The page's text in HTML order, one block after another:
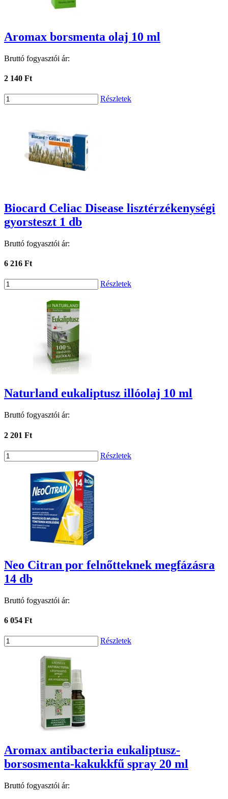
Aromax borsmenta olaj 10 ml
Bruttó fogyasztói ár:
2 140 Ft
Részletek
Biocard Celiac Disease lisztérzékenységi
gyorsteszt 1 db
Bruttó fogyasztói ár:
6 216 Ft
Részletek
Naturland eukaliptusz illóolaj 10 ml
Bruttó fogyasztói ár:
2 201 Ft
Részletek
Neo Citran por felnőtteknek megfázásra
14 db
Bruttó fogyasztói ár:
6 054 Ft
Részletek
Aromax antibacteria eukaliptusz-
borsosmenta-kakukkfű spray 20 ml
Bruttó fogyasztói ár: